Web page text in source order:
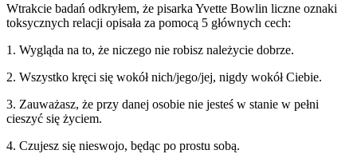
Wtrakcie badań odkryłem, że pisarka Yvette Bowlin liczne oznaki
toksycznych relacji opisała za pomocą 5 głównych cech:
1. Wygląda na to, że niczego nie robisz należycie dobrze.
2. Wszystko kręci się wokół nich/jego/jej, nigdy wokół Ciebie.
3. Zauważasz, że przy danej osobie nie jesteś w stanie w pełni
cieszyć się życiem.
4. Czujesz się nieswojo, będąc po prostu sobą.